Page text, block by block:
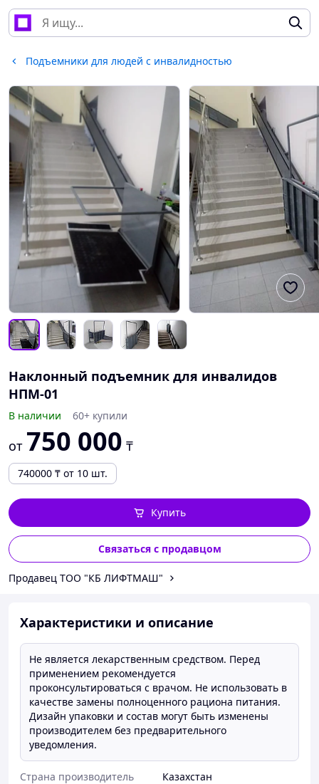
Подъемники для людей с инвалидностью
Наклонный подъемник для инвалидов
НПМ-01
В наличии 60+ купили
от 750 000 ₸
740000 ₸ от 10 шт.
Купить
Связаться с продавцом
Продавец ТОО "КБ ЛИФТМАШ"
Характеристики и описание
Не является лекарственным средством. Перед
применением рекомендуется
проконсультироваться с врачом. Не использовать в
качестве замены полноценного рациона питания.
Дизайн упаковки и состав могут быть изменены
производителем без предварительного
уведомления.
Страна производитель
Казахстан